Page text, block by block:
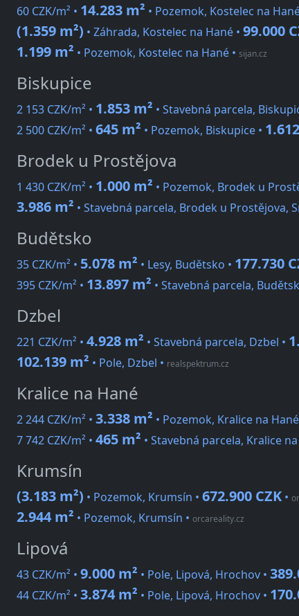
60 CZK/m² • 14.283 m² • Pozemok, Kostelec na
(1.359 m²) • Záhrada, Kostelec na Hané • 99.000
1.199 m² • Pozemok, Kostelec na Hané • sijan.cz
Biskupice
2 153 CZK/m² • 1.853 m² • Stavebná parcela,
2 500 CZK/m² • 645 m² • Pozemok, Biskupice •
Brodek u Prostějova
1 430 CZK/m² • 1.000 m² • Pozemok, Brodek u
3.986 m² • Stavebná parcela, Brodek u Prostějova,
Budětsko
35 CZK/m² • 5.078 m² • Lesy, Budětsko • 177.730
395 CZK/m² • 13.897 m² • Stavebná parcela,
Dzbel
221 CZK/m² • 4.928 m² • Stavebná parcela, Dzbel •
102.139 m² • Pole, Dzbel • realspektrum.cz
Kralice na Hané
2 244 CZK/m² • 3.338 m² • Pozemok, Kralice na Hané
7 742 CZK/m² • 465 m² • Stavebná parcela, Kralice na
Krumsín
(3.183 m²) • Pozemok, Krumsín • 672.900 CZK •
2.944 m² • Pozemok, Krumsín • orcareality.cz
Lipová
43 CZK/m² • 9.000 m² • Pole, Lipová, Hrochov •
44 CZK/m² • 3.874 m² • Pole, Lipová, Hrochov •